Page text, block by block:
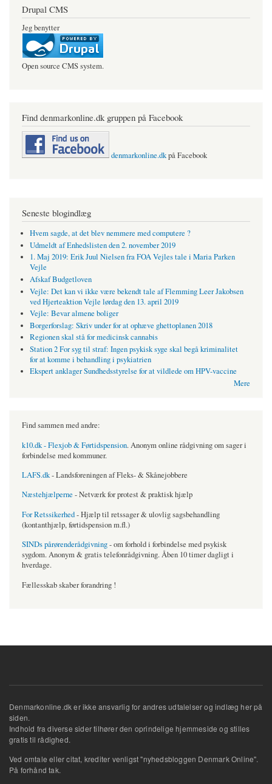
Drupal CMS
Jeg benytter
Open source CMS system.
Find denmarkonline.dk gruppen på Facebook
denmarkonline.dkpå Facebook
Seneste blogindlæg
Hvem sagde, at det blev nemmere med computere ?
Udmeldt af Enhedslisten den 2. november 2019
1. Maj 2019: Erik Juul Nielsen fra FOA Vejles tale i Maria Parken
Vejle
Afskaf Budgetloven
Vejle: Det kan vi ikke være bekendt tale af Flemming Leer Jakobsen
ved Hjerteaktion Vejle lørdag den 13. april 2019
Vejle: Bevar almene boliger
Borgerforslag: Skriv under for at ophæve ghettoplanen 2018
Regionen skal stå for medicinsk cannabis
Station 2 For syg til straf: Ingen psykisk syge skal begå kriminalitet
for at komme i behandling i psykiatrien
Ekspert anklager Sundhedsstyrelse for at vildlede om HPV-vaccine
Mere
Find sammen med andre:
k10.dk - Flexjob & Førtidspension. Anonym online rådgivning om sager i
forbindelse med kommuner.
LAFS.dk- Landsforeningen af Fleks- & Skånejobbere
Næstehjælperne - Netværk for protest & praktisk hjælp
For Retssikerhed- Hjælp til retssager & ulovlig sagsbehandling
(kontanthjælp, førtidspension m.fl.)
SINDs pårørenderådgivning- om forhold i forbindelse med psykisk
sygdom. Anonym & gratis telefonrådgivning. Åben 10 timer dagligt i
hverdage.
Fællesskab skaber forandring !
Denmarkonline.dk er ikke ansvarlig for andres udtalelser og indlæg her på
siden.
Indhold fra diverse sider tilhører den oprindelige hjemmeside og stilles
gratis til rådighed.
Ved omtale eller citat, krediter venligst "nyhedsbloggen Denmark Online".
På forhånd tak.